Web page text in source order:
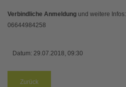
Verbindliche Anmeldung und weitere Infos:
06644984258
Datum: 29.07.2018, 09:30
Zurück